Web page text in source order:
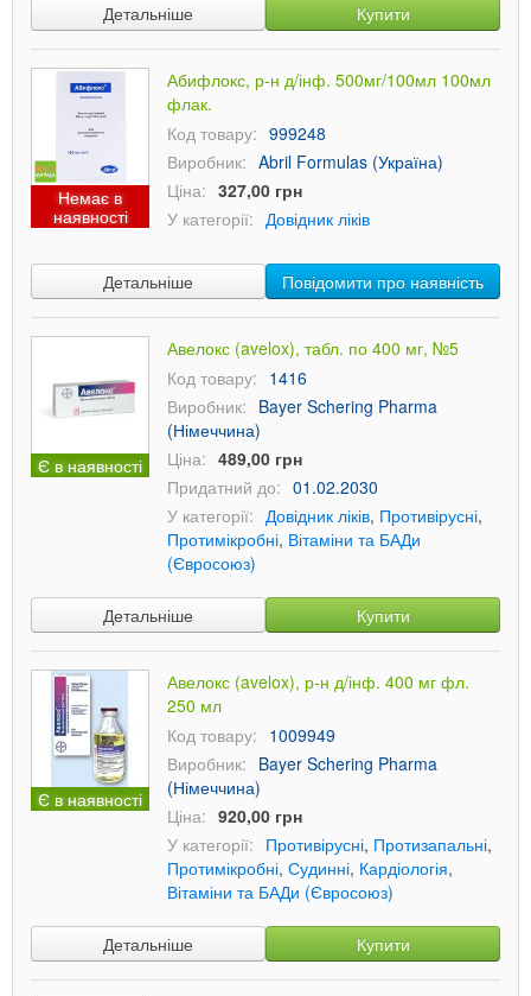
Детальніше Купити
Немає в
наявності
Абифлокс, р-н д/інф. 500мг/100мл 100мл
флак.
Код товару: 999248
Виробник: Abril Formulas (Україна)
Ціна: 327,00 грн
У категорії: Довідник ліків
Детальніше Повідомити про наявність
Є в наявності
Авелокс (avelox), табл. по 400 мг, №5
Код товару: 1416
Виробник: Bayer Schering Pharma
(Німеччина)
Ціна: 489,00 грн
Придатний до: 01.02.2030
У категорії: Довідник ліків, Противірусні,
Протимікробні, Вітаміни та БАДи
(Євросоюз)
Детальніше Купити
Є в наявності
Авелокс (avelox), р-н д/інф. 400 мг фл.
250 мл
Код товару: 1009949
Виробник: Bayer Schering Pharma
(Німеччина)
Ціна: 920,00 грн
У категорії: Противірусні, Протизапальні,
Протимікробні, Судинні, Кардіологія,
Вітаміни та БАДи (Євросоюз)
Детальніше Купити